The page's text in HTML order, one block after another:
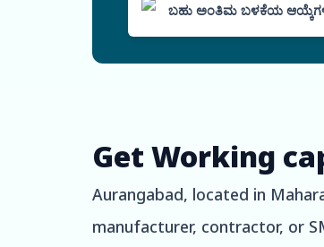
ಬಹು ಅಂತಿಮ ಬಳಕೆಯ
Get Working
Aurangabad, located in
manufacturer, contractor, or